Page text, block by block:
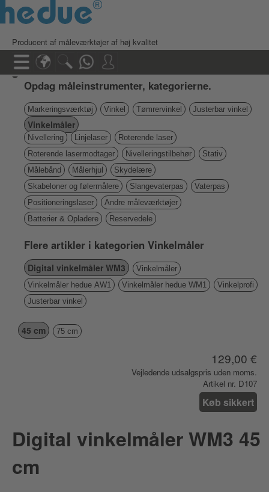
Producent af måleværktøjer af høj kvalitet
Opdag måleinstrumenter, kategorierne.
Markeringsværktøj Vinkel Tømrervinkel Justerbar vinkel
Vinkelmåler
Nivellering Linjelaser
Roterende laser
Roterende lasermodtager
Nivelleringstilbehør
Stativ
Målebånd
Målerhjul
Skydelære
Skabeloner og følermålere
Slangevaterpas
Vaterpas
Positioneringslaser
Andre måleværktøjer
Batterier & Opladere
Reservedele
Flere artikler i kategorien Vinkelmåler
Digital vinkelmåler WM3
Vinkelmåler
Vinkelmåler hedue AW1
Vinkelmåler hedue WM1
Vinkelprofi
Justerbar vinkel
45 cm 75 cm
129,00 €
Vejledende udsalgspris uden moms.
Artikel nr. D107
Køb sikkert
Digital vinkelmåler WM3 45
cm